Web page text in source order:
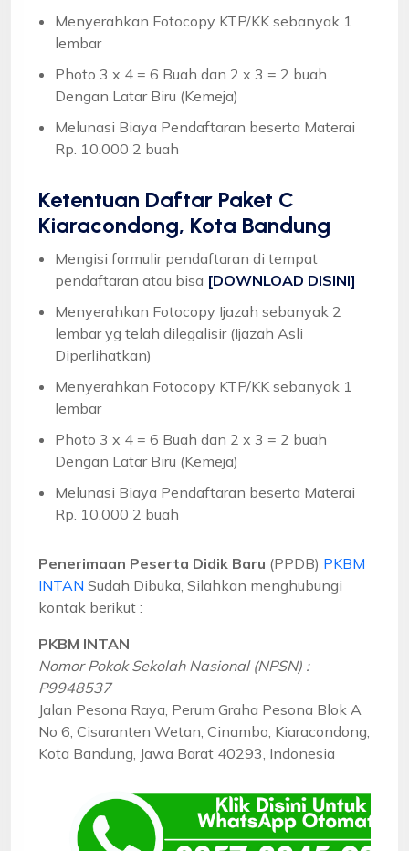
Menyerahkan Fotocopy KTP/KK sebanyak 1
lembar
Photo 3 x 4 = 6 Buah dan 2 x 3 = 2 buah
Dengan Latar Biru (Kemeja)
Melunasi Biaya Pendaftaran beserta Materai
Rp. 10.000 2 buah
Ketentuan Daftar Paket C
Kiaracondong, Kota Bandung
Mengisi formulir pendaftaran di tempat
pendaftaran atau bisa [DOWNLOAD DISINI]
Menyerahkan Fotocopy Ijazah sebanyak 2
lembar yg telah dilegalisir (Ijazah Asli
Diperlihatkan)
Menyerahkan Fotocopy KTP/KK sebanyak 1
lembar
Photo 3 x 4 = 6 Buah dan 2 x 3 = 2 buah
Dengan Latar Biru (Kemeja)
Melunasi Biaya Pendaftaran beserta Materai
Rp. 10.000 2 buah
Penerimaan Peserta Didik Baru (PPDB) PKBM
INTAN Sudah Dibuka, Silahkan menghubungi
kontak berikut :
PKBM INTAN
Nomor Pokok Sekolah Nasional (NPSN) :
P9948537
Jalan Pesona Raya, Perum Graha Pesona Blok A
No 6, Cisaranten Wetan, Cinambo, Kiaracondong,
Kota Bandung, Jawa Barat 40293, Indonesia